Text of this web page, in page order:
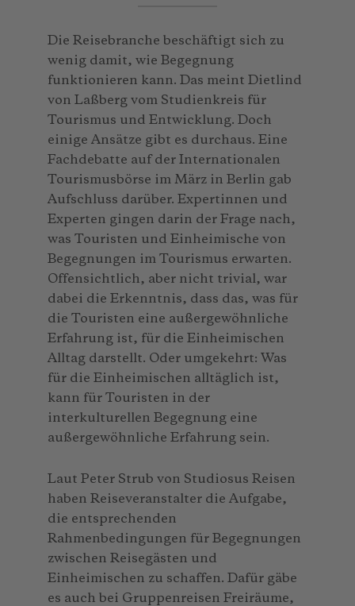
Die Reisebranche beschäftigt sich zu
wenig damit, wie Begegnung
funktionieren kann. Das meint Dietlind
von Laßberg vom Studienkreis für
Tourismus und Entwicklung. Doch
einige Ansätze gibt es durchaus. Eine
Fachdebatte auf der Internationalen
Tourismusbörse im März in Berlin gab
Aufschluss darüber. Expertinnen und
Experten gingen darin der Frage nach,
was Touristen und Einheimische von
Begegnungen im Tourismus erwarten.
Offensichtlich, aber nicht trivial, war
dabei die Erkenntnis, dass das, was für
die Touristen eine außergewöhnliche
Erfahrung ist, für die Einheimischen
Alltag darstellt. Oder umgekehrt: Was
für die Einheimischen alltäglich ist,
kann für Touristen in der
interkulturellen Begegnung eine
außergewöhnliche Erfahrung sein.
Laut Peter Strub von Studiosus Reisen
haben Reiseveranstalter die Aufgabe,
die entsprechenden
Rahmenbedingungen für Begegnungen
zwischen Reisegästen und
Einheimischen zu schaffen. Dafür gäbe
es auch bei Gruppenreisen Freiräume,